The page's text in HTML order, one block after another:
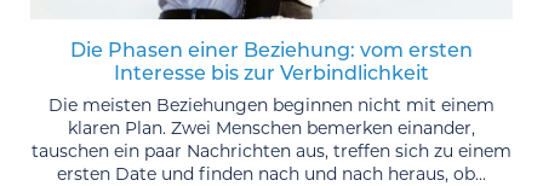
Die Phasen einer Beziehung: vom ersten
Interesse bis zur Verbindlichkeit
Die meisten Beziehungen beginnen nicht mit einem
klaren Plan. Zwei Menschen bemerken einander,
tauschen ein paar Nachrichten aus, treffen sich zu einem
ersten Date und finden nach und nach heraus, ob...